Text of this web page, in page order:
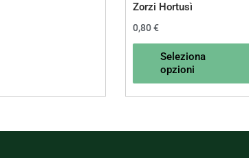
Zorzi Hortusì
0,80€
Seleziona
opzioni